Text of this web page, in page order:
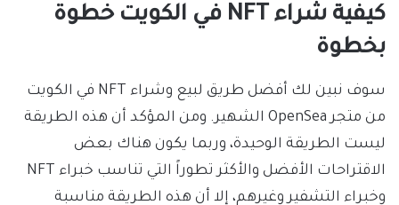
كيفية شراء NFT في الكويت خطوة
بخطوة
سوف نبين لك أفضل طريق لبيع وشراء NFT في الكويت
من متجر OpenSea الشهير. ومن المؤكد أن هذه الطريقة
ليست الطريقة الوحيدة، وربما يكون هناك بعض
الاقتراحات الأفضل والأكثر تطوراً التي تناسب خبراء NFT
وخبراء التشفير وغيرهم، إلا أن هذه الطريقة مناسبة